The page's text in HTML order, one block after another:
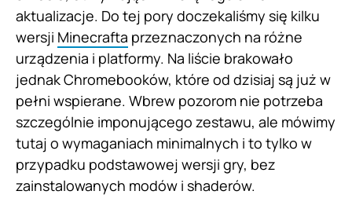
aktualizacje. Do tej pory doczekaliśmy się kilku
wersji Minecrafta przeznaczonych na różne
urządzenia i platformy. Na liście brakowało
jednak Chromebooków, które od dzisiaj są już w
pełni wspierane. Wbrew pozorom nie potrzeba
szczególnie imponującego zestawu, ale mówimy
tutaj o wymaganiach minimalnych i to tylko w
przypadku podstawowej wersji gry, bez
zainstalowanych modów i shaderów.